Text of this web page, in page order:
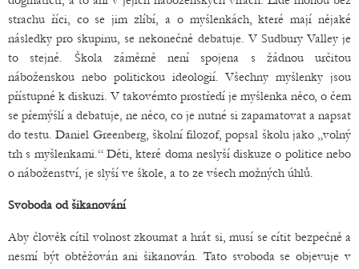
strachu říci, co se jim zlíbí, a o myšlenkách, které mají nějaké
následky pro skupinu, se nekonečně debatuje. V Sudbury Valley je
to stejné. Škola záměrně není spojena s žádnou určitou
náboženskou nebo politickou ideologií. Všechny myšlenky jsou
přístupné k diskuzi. V takovémto prostředí je myšlenka něco, o čem
se přemýšlí a debatuje, ne něco, co je nutné si zapamatovat a napsat
do testu. Daniel Greenberg, školní filozof, popsal školu jako „volný
trh s myšlenkami.“ Děti, které doma neslyší diskuze o politice nebo
o náboženství, je slyší ve škole, a to ze všech možných úhlů.
Svoboda od šikanování
Aby člověk cítil volnost zkoumat a hrát si, musí se cítit bezpečně a
nesmí být obtěžován ani šikanován. Tato svoboda se objevuje v